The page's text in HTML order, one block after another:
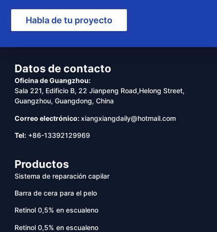
Habla de tu proyecto
Datos de contacto
Oficina de Guangzhou:
Sala 221, Edificio B, 22 Jianpeng Road,Helong Street,
Guangzhou, Guangdong, China
Correo electrónico:xiangxiangdaily@hotmail.com
Tel: +86-13392129969
Productos
Sistema de reparación capilar
Barra de cera para el pelo
Retinol 0,5% en escualeno
Retinol 0,5% en escualeno